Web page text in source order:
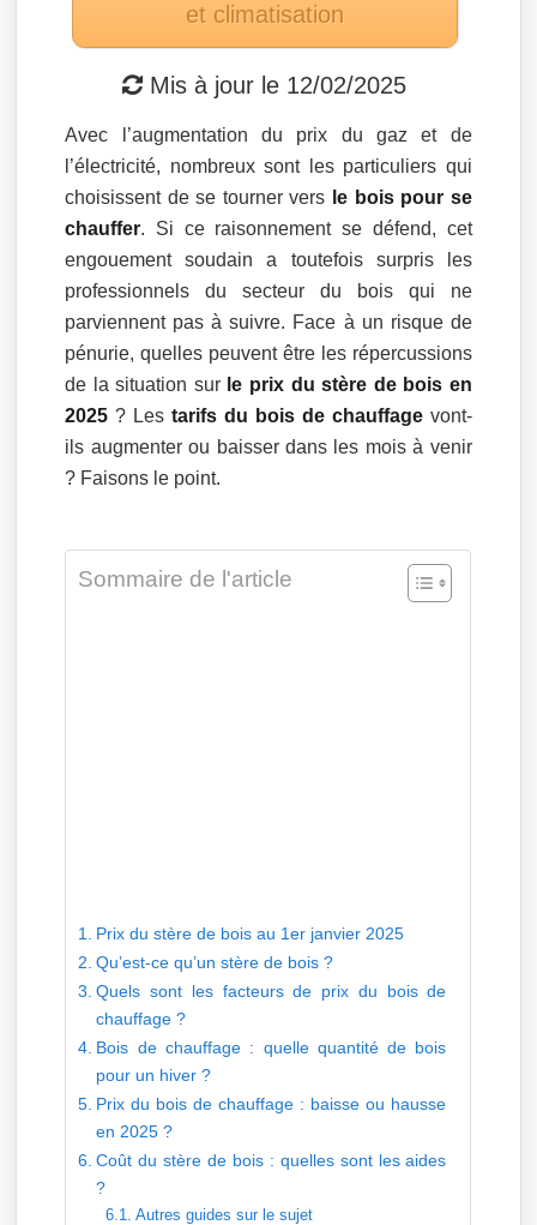
et climatisation
Mis à jour le 12/02/2025
Avec l’augmentation du prix du gaz et de
l’électricité, nombreux sont les particuliers qui
choisissent de se tourner vers le bois pour se
chauffer. Si ce raisonnement se défend, cet
engouement soudain a toutefois surpris les
professionnels du secteur du bois qui ne
parviennent pas à suivre. Face à un risque de
pénurie, quelles peuvent être les répercussions
de la situation sur le prix du stère de bois en
2025 ? Lestarifs du bois de chauffagevont-
ils augmenter ou baisser dans les mois à venir
? Faisons le point.
Sommaire de l'article
Prix du stère de bois au 1er janvier 2025
Qu’est-ce qu’un stère de bois ?
Quels sont les facteurs de prix du bois de
chauffage ?
Bois de chauffage : quelle quantité de bois
pour un hiver ?
Prix du bois de chauffage : baisse ou hausse
en 2025 ?
Coût du stère de bois : quelles sont les aides
?
Autres guides sur le sujet